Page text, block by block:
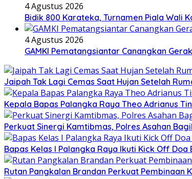
4 Agustus 2026
Bidik 800 Karateka, Turnamen Piala Wali
4 Agustus 2026
GAMKI Pematangsiantar Canangkan
Jaipah Tak Lagi Cemas Saat Hujan Setelah
Kepala Bapas Palangka Raya Theo Adrianus
Perkuat Sinergi Kamtibmas, Polres Asahan
Bapas Kelas I Palangka Raya Ikuti Kick Off
Rutan Pangkalan Brandan Perkuat Pembinaan